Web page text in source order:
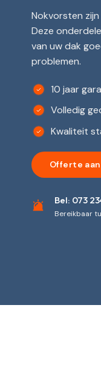
Nokvorsten
Deze
van uw dak
problemen.
10 jaar
Volledig
Kwaliteit
Offerte
Bel: 073
Bereikbaar